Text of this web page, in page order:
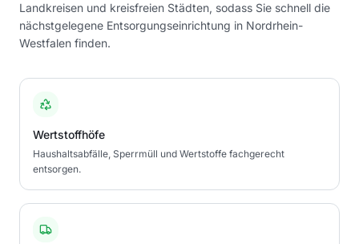
Landkreisen und kreisfreien Städten, sodass Sie schnell die
nächstgelegene Entsorgungseinrichtung in Nordrhein-
Westfalen finden.
Wertstoffhöfe
Haushaltsabfälle, Sperrmüll und Wertstoffe fachgerecht
entsorgen.